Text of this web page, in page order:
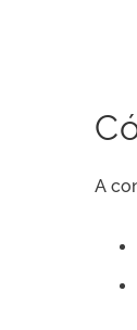
A